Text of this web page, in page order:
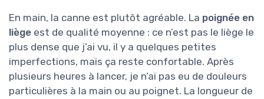
En main, la canne est plutôt agréable. La poignée en
liège est de qualité moyenne : ce n’est pas le liège le
plus dense que j’ai vu, il y a quelques petites
imperfections, mais ça reste confortable. Après
plusieurs heures à lancer, je n’ai pas eu de douleurs
particulières à la main ou au poignet. La longueur de